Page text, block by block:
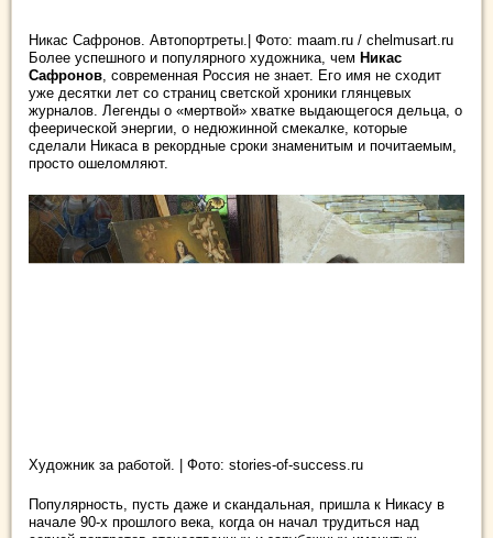
Никас Сафронов. Автопортреты.| Фото: maam.ru / chelmusart.ru
Более успешного и популярного художника, чем Никас
Сафронов, современная Россия не знает. Его имя не сходит
уже десятки лет со страниц светской хроники глянцевых
журналов. Легенды о «мертвой» хватке выдающегося дельца, о
феерической энергии, о недюжинной смекалке, которые
сделали Никаса в рекордные сроки знаменитым и почитаемым,
просто ошеломляют.
Художник за работой. | Фото: stories-of-success.ru
Популярность, пусть даже и скандальная, пришла к Никасу в
начале 90-х прошлого века, когда он начал трудиться над